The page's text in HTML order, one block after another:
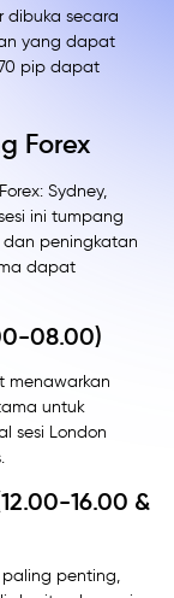
dibuka secara
yang dapat
pip dapat
Forex
Sydney,
ini tumpang
peningkatan
dapat
08.00)
menawarkan
untuk
sesi London
16.00 &
penting,